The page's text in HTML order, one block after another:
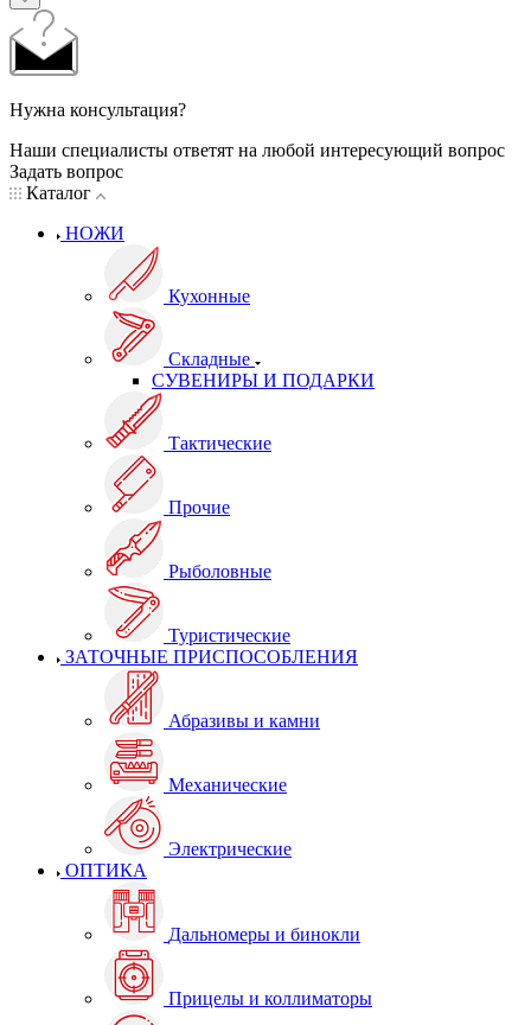
Нужна консультация?
Наши специалисты ответят на любой интересующий вопрос
Задать вопрос
Каталог
НОЖИ
Кухонные
Складные
СУВЕНИРЫ И ПОДАРКИ
Тактические
Прочие
Рыболовные
Туристические
ЗАТОЧНЫЕ ПРИСПОСОБЛЕНИЯ
Абразивы и камни
Механические
Электрические
ОПТИКА
Дальномеры и бинокли
Прицелы и коллиматоры